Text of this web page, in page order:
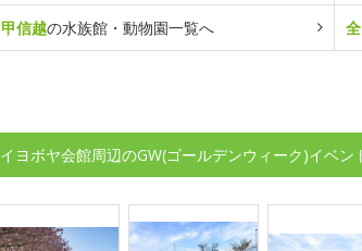
甲信越の水族館・動物園一覧へ
イヨボヤ会館周辺のGW(ゴールデンウィーク)イベン